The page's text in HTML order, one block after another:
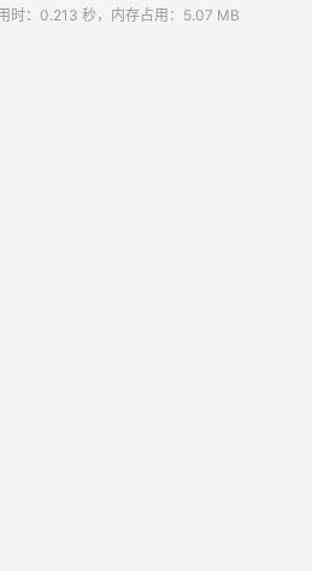
时：0.213 秒，内存占用：5.07 MB